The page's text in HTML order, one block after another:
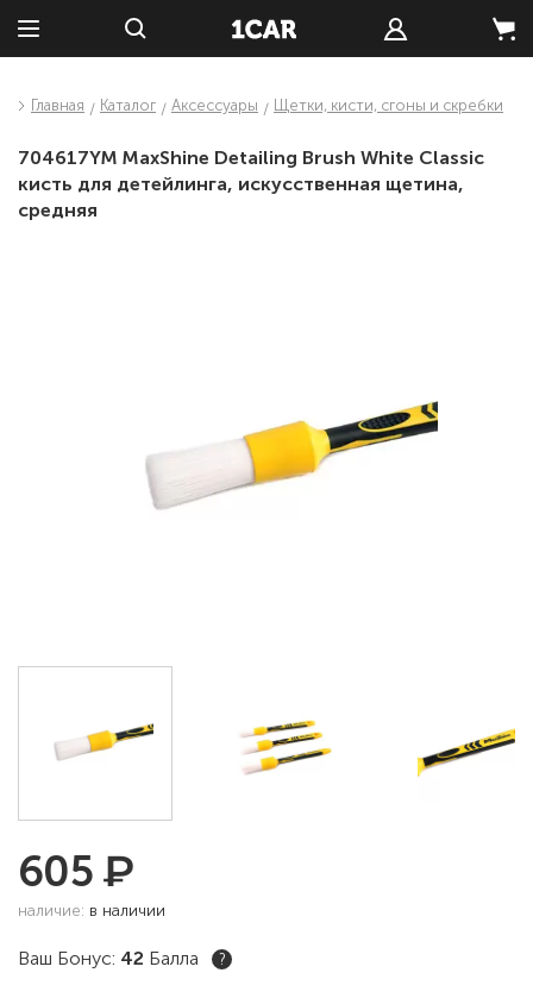
Главная Каталог Аксессуары Щетки, кисти, сгоны и скребки
704617YM MaxShine Detailing Brush White Classic
кисть для детейлинга, искусственная щетина,
средняя
605 ₽
наличие: в наличии
Ваш Бонус: 42 Балла ?